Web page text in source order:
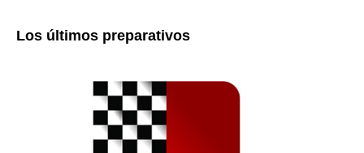
Los últimos preparativos